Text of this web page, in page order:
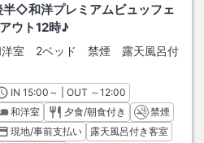
半◇和洋プレミアムビュッフェ
ウト12時♪
洋室 2ベッド 禁煙 露天風呂付
INチェックイン
15:00 ～ | OUT チェックアウト
～12:00
和洋室
夕食/朝食付き
禁煙
現地/事前支払い
露天風呂付き客室